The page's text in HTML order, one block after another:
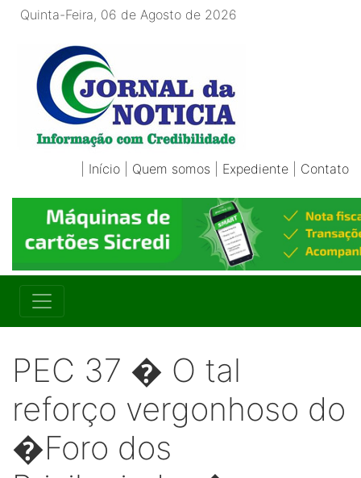
Quinta-Feira, 06 de Agosto de 2026
Início Quem somos Expediente Contato
PEC 37 � O tal
reforço vergonhoso do
�Foro dos